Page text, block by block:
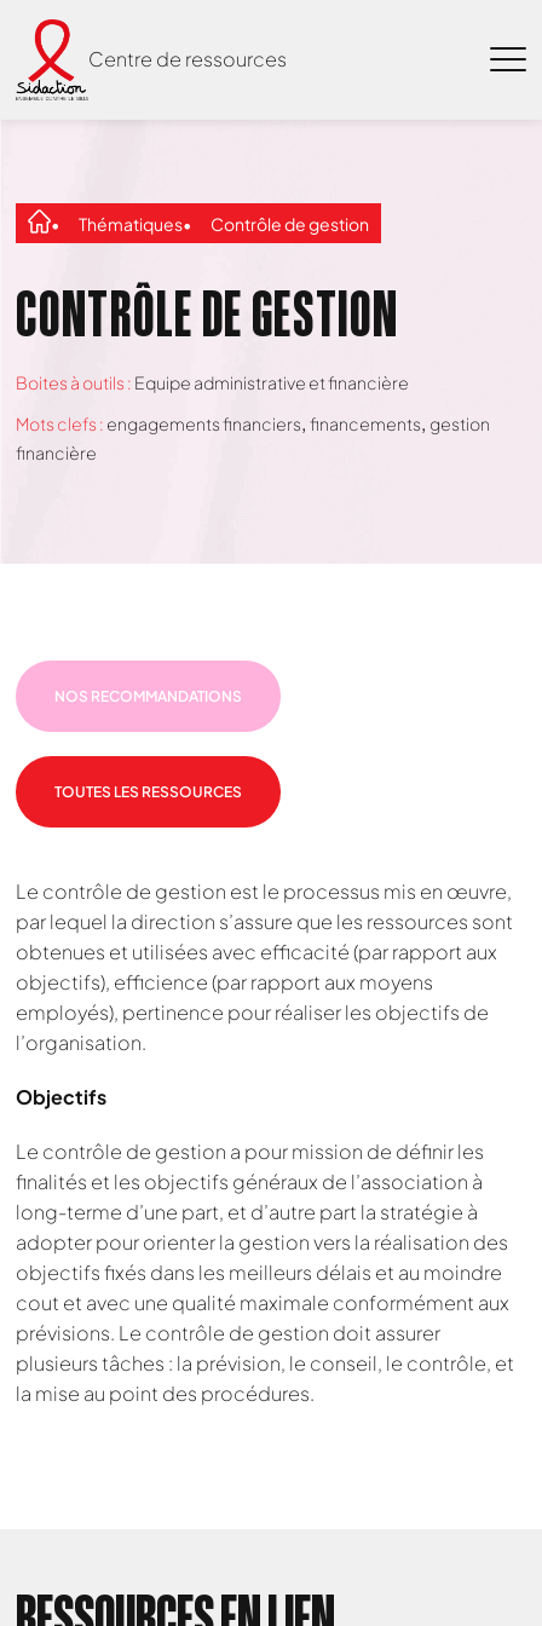
Centre de ressources
Thématiques Contrôle de gestion
CONTRÔLE DE GESTION
Boites à outils : Equipe administrative et financière
Mots clefs : engagements financiers financements gestion
financière
Le contrôle de gestion est le processus mis en œuvre,
par lequel la direction s’assure que les ressources sont
obtenues et utilisées avec efficacité (par rapport aux
objectifs), efficience (par rapport aux moyens
employés), pertinence pour réaliser les objectifs de
l’organisation.
Objectifs
Le contrôle de gestion a pour mission de définir les
finalités et les objectifs généraux de l’association à
long-terme d’une part, et d’autre part la stratégie à
adopter pour orienter la gestion vers la réalisation des
objectifs fixés dans les meilleurs délais et au moindre
cout et avec une qualité maximale conformément aux
prévisions. Le contrôle de gestion doit assurer
plusieurs tâches : la prévision, le conseil, le contrôle, et
la mise au point des procédures.
NOS RECOMMANDATIONS
TOUTES LES RESSOURCES